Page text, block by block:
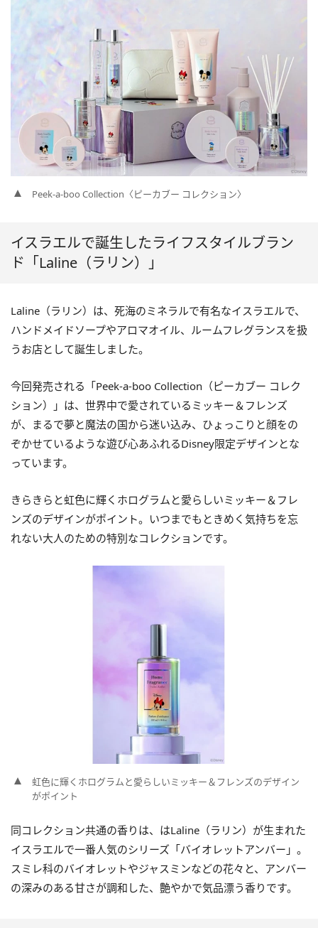
Peek-a-boo Collection〈ピーカブー コレクション〉
イスラエルで誕生したライフスタイルブラン
ド「Laline（ラリン）」
Laline（ラリン）は、死海のミネラルで有名なイスラエルで、
ハンドメイドソープやアロマオイル、ルームフレグランスを扱
うお店として誕生しました。
今回発売される「Peek-a-boo Collection（ピーカブー コレク
ション）」は、世界中で愛されているミッキー＆フレンズ
が、まるで夢と魔法の国から迷い込み、ひょっこりと顔をの
ぞかせているような遊び心あふれるDisney限定デザインとな
っています。
きらきらと虹色に輝くホログラムと愛らしいミッキー＆フレ
ンズのデザインがポイント。いつまでもときめく気持ちを忘
れない大人のための特別なコレクションです。
虹色に輝くホログラムと愛らしいミッキー＆フレンズのデザイン
がポイント
同コレクション共通の香りは、はLaline（ラリン）が生まれた
イスラエルで一番人気のシリーズ「バイオレットアンバー」。
スミレ科のバイオレットやジャスミンなどの花々と、アンバー
の深みのある甘さが調和した、艶やかで気品漂う香りです。